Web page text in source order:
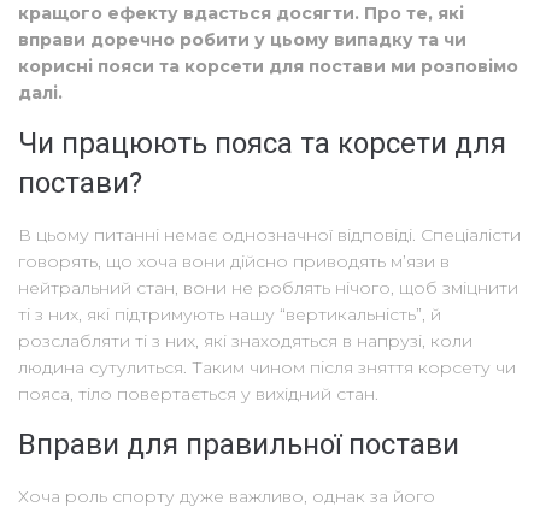
кращого ефекту вдасться досягти. Про те, які
вправи доречно робити у цьому випадку та чи
корисні пояси та корсети для постави ми розповімо
далі.
Чи працюють пояса та корсети для
постави?
В цьому питанні немає однозначної відповіді. Спеціалісти
говорять, що хоча вони дійсно приводять м’язи в
нейтральний стан, вони не роблять нічого, щоб зміцнити
ті з них, які підтримують нашу “вертикальність”, й
розслабляти ті з них, які знаходяться в напрузі, коли
людина сутулиться. Таким чином після зняття корсету чи
пояса, тіло повертається у вихідний стан.
Вправи для правильної постави
Хоча роль спорту дуже важливо, однак за його